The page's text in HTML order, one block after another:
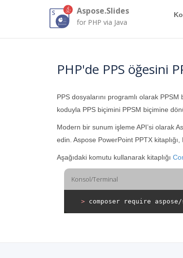
Aspose.Slides
for PHP via Java
PHP'de PPS öğesini
PPS dosyalarını programlı olarak
koduyla PPS biçimini PPSM biçimine
Modern bir sunum işleme API’si olarak
edin. Aspose PowerPoint PPTX
Aşağıdaki komutu kullanarak kitaplığı
Konsol/Terminal
> composer require